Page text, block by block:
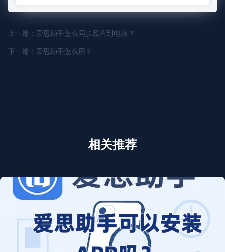
上一篇：爱思助手怎么同步照片到电脑？
下一篇：爱思助手怎么用？
相关推荐